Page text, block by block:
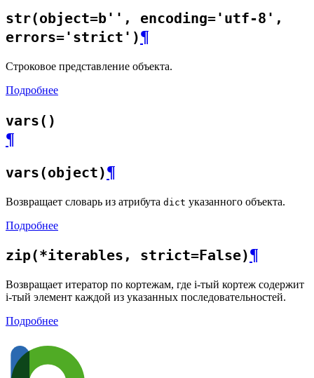
str(object=b'', encoding='utf-8',
errors='strict')¶
Строковое представление объекта.
Подробнее
vars()
¶
vars(object)¶
Возвращает словарь из атрибута dict указанного объекта.
Подробнее
zip(*iterables, strict=False)¶
Возвращает итератор по кортежам, где i-тый кортеж содержит
i-тый элемент каждой из указанных последовательностей.
Подробнее